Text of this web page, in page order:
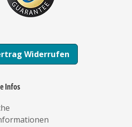
Widerrufen
Infos